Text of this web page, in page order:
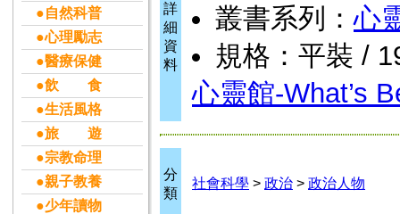
●自然科普
●心理勵志
●醫療保健
●飲 食
●生活風格
●旅 遊
●宗教命理
●親子教養
●少年讀物
詳
細
資
料
叢書系列：心
規格：平裝 /
心靈館-What’s
分
類
社會科學 > 政治 > 政治人物